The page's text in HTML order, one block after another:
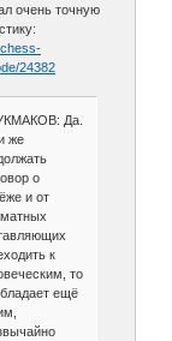
очень точную
24382
Да.
же
о
и от
к
то
ещё